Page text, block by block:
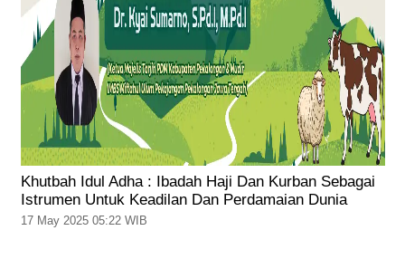
Khutbah Idul Adha : Ibadah Haji Dan Kurban Sebagai
Istrumen Untuk Keadilan Dan Perdamaian Dunia
17 May 2025 05:22 WIB